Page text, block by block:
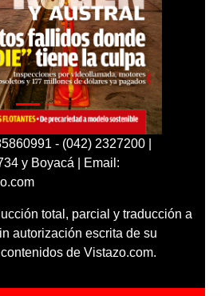
- (042) 2327200 |
y Boyacá | Email:
total, parcial y traducción a
autorización escrita de su
de Vistazo.com.